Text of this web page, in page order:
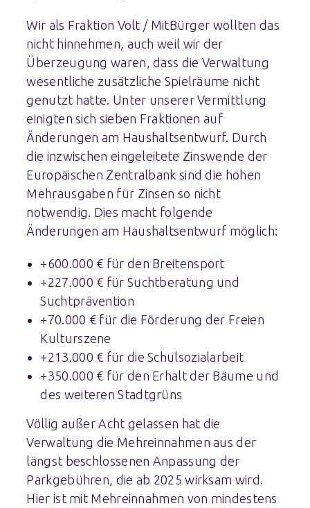
Wir als Fraktion Volt / MitBürger wollten das
nicht hinnehmen, auch weil wir der
Überzeugung waren, dass die Verwaltung
wesentliche zusätzliche Spielräume nicht
genutzt hatte. Unter unserer Vermittlung
einigten sich sieben Fraktionen auf
Änderungen am Haushaltsentwurf. Durch
die inzwischen eingeleitete Zinswende der
Europäischen Zentralbank sind die hohen
Mehrausgaben für Zinsen so nicht
notwendig. Dies macht folgende
Änderungen am Haushaltsentwurf möglich:
+600.000 € für den Breitensport
+227.000 € für Suchtberatung und
Suchtprävention
+70.000 € für die Förderung der Freien
Kulturszene
+213.000 € für die Schulsozialarbeit
+350.000 € für den Erhalt der Bäume und
des weiteren Stadtgrüns
Völlig außer Acht gelassen hat die
Verwaltung die Mehreinnahmen aus der
längst beschlossenen Anpassung der
Parkgebühren, die ab 2025 wirksam wird.
Hier ist mit Mehreinnahmen von mindestens